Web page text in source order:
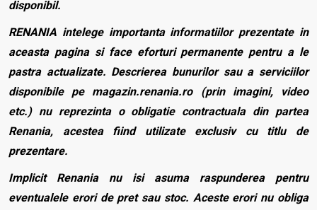
disponibil.
RENANIA intelege importanta informatiilor prezentate in
aceasta pagina si face eforturi permanente pentru a le
pastra actualizate. Descrierea bunurilor sau a serviciilor
disponibile pe magazin.renania.ro (prin imagini, video
etc.) nu reprezinta o obligatie contractuala din partea
Renania, acestea fiind utilizate exclusiv cu titlu de
prezentare.
Implicit Renania nu isi asuma raspunderea pentru
eventualele erori de pret sau stoc. Aceste erori nu obliga